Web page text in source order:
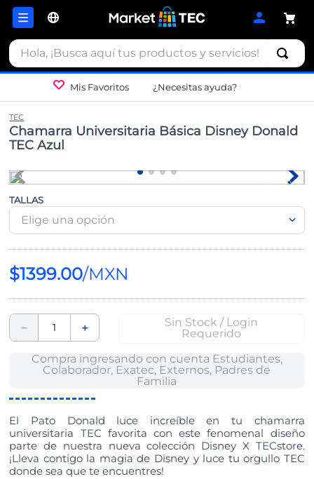
Hola, ¡Busca aquí tus productos y servicios!
Mis Favoritos ¿Necesitas ayuda?
TEC
Chamarra Universitaria Básica Disney Donald
TEC Azul
TALLAS
Elige una opción
$1399.00
＋
－
Sin Stock / Login
Requerido
Compra ingresando con cuenta Estudiantes,
Colaborador, Exatec, Externos, Padres de
Familia
El Pato Donald luce increíble en tu chamarra
universitaria TEC favorita con este fenomenal diseño
parte de nuestra nueva colección Disney X TECstore.
¡Lleva contigo la magia de Disney y luce tu orgullo TEC
donde sea que te encuentres!